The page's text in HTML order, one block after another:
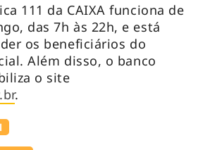
111 da CAIXA funciona de
das 7h às 22h, e está
os beneficiários do
Além disso, o banco
o site
.